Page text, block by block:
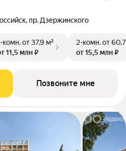
пр. Дзержинского
комн.от 37,9 м²
11,5 млн ₽
2-комн.от
от 15,5 млн ₽
Позвоните мне